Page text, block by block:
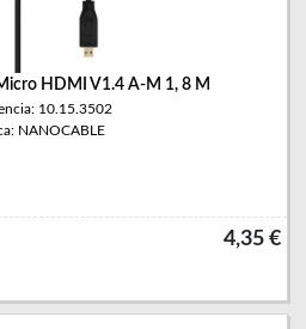
HDMI V1.4 A-M 1, 8 M
10.15.3502
NANOCABLE
4,35 €